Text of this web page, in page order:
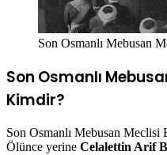
Son Osmanlı Mebusan
Son Osmanlı
Kimdir?
Son Osmanlı Mebusan Meclisi
Ölünce yerine Celalettin Arif